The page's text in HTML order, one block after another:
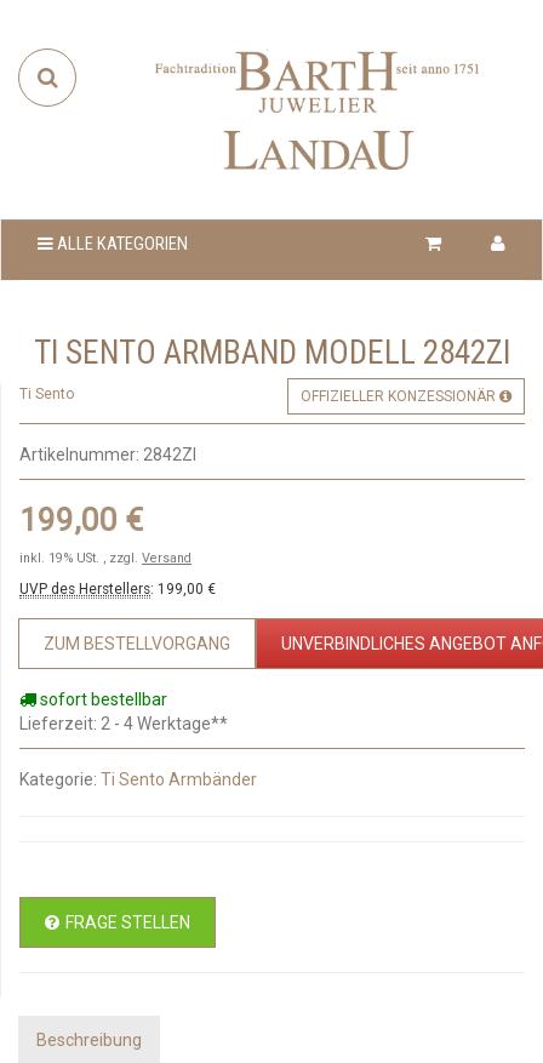
ALLE KATEGORIEN
TI SENTO ARMBAND MODELL 2842ZI
Ti Sento OFFIZIELLER KONZESSIONÄR
Artikelnummer: 2842ZI
199,00 €
inkl. 19% USt. , zzgl. Versand
UVP des Herstellers: 199,00 €
ZUM BESTELLVORGANG UNVERBINDLICHES ANGEBOT
sofort bestellbar
Lieferzeit: 2 - 4 Werktage**
Kategorie: Ti Sento Armbänder
FRAGE STELLEN
Beschreibung